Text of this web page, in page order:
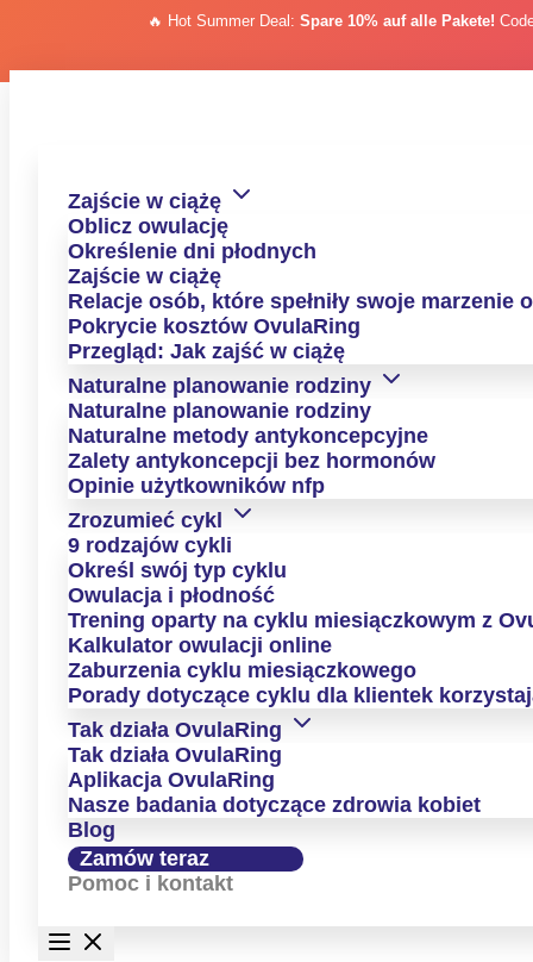
🔥 Hot Summer Deal:Spare 10% auf alle Pakete!
Zajście w ciążę
Oblicz owulację
Określenie dni płodnych
Zajście w ciążę
Relacje osób, które spełniły swoje marzenie
Pokrycie kosztów OvulaRing
Przegląd: Jak zajść w ciążę
Naturalne planowanie rodziny
Naturalne planowanie rodziny
Naturalne metody antykoncepcyjne
Zalety antykoncepcji bez hormonów
Opinie użytkowników nfp
Zrozumieć cykl
9 rodzajów cykli
Określ swój typ cyklu
Owulacja i płodność
Trening oparty na cyklu miesiączkowym z
Kalkulator owulacji online
Zaburzenia cyklu miesiączkowego
Porady dotyczące cyklu dla klientek
Tak działa OvulaRing
Tak działa OvulaRing
Aplikacja OvulaRing
Nasze badania dotyczące zdrowia kobiet
Blog
Zamów teraz
Pomoc i kontakt
Anne Alexander
Wissenschaftsredakteurin, Social Media Content Creator und
Female Health Spezialistin
OvulaRing Blog